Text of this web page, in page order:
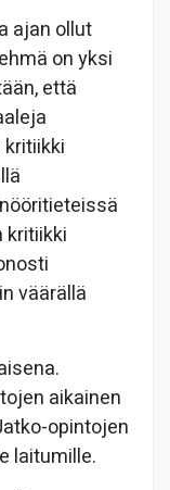
ajan ollut
on yksi
että
kritiikki
väärällä
aikainen
opintojen
laitumille.